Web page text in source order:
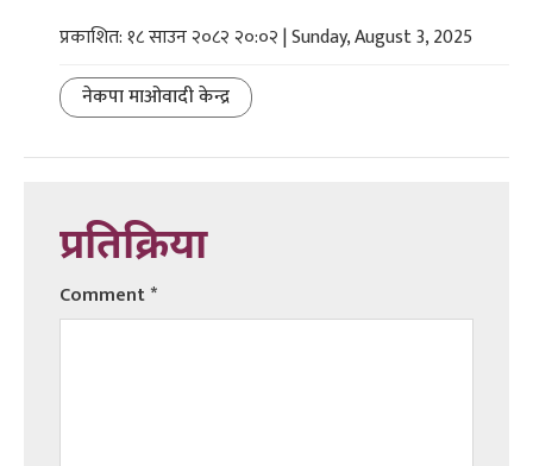
प्रकाशित: १८ साउन २०८२ २०:०२ | Sunday, August 3, 2025
नेकपा माओवादी केन्द्र
प्रतिक्रिया
Comment*